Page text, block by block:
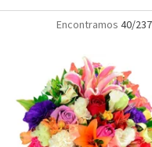
Encontramos 40/237